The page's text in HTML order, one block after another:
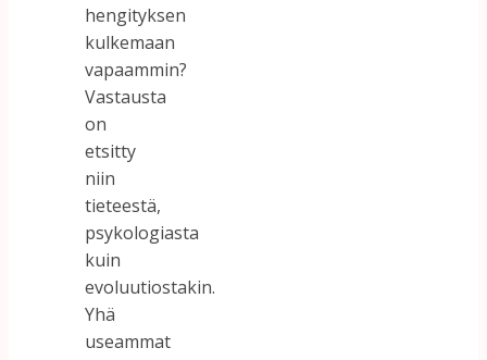
hengityksen
kulkemaan
vapaammin?
Vastausta
on
etsitty
niin
tieteestä,
psykologiasta
kuin
evoluutiostakin.
Yhä
useammat